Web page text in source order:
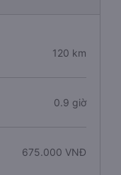
120 km
0.9 giờ
675.000 VNĐ